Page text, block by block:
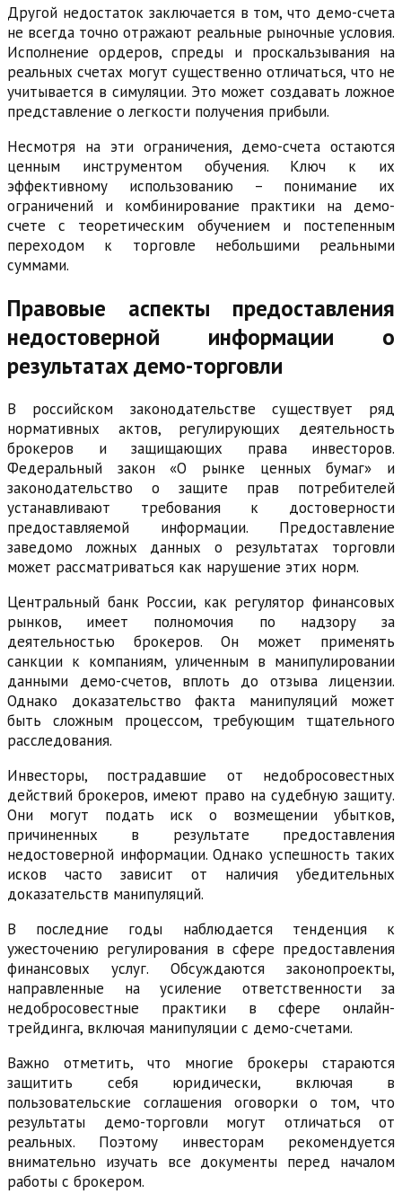
Другой недостаток заключается в том, что демо-счета
не всегда точно отражают реальные рыночные условия.
Исполнение ордеров, спреды и проскальзывания на
реальных счетах могут существенно отличаться, что не
учитывается в симуляции. Это может создавать ложное
представление о легкости получения прибыли.
Несмотря на эти ограничения, демо-счета остаются
ценным инструментом обучения. Ключ к их
эффективному использованию – понимание их
ограничений и комбинирование практики на демо-
счете с теоретическим обучением и постепенным
переходом к торговле небольшими реальными
суммами.
Правовые аспекты предоставления
недостоверной информации о
результатах демо-торговли
В российском законодательстве существует ряд
нормативных актов, регулирующих деятельность
брокеров и защищающих права инвесторов.
Федеральный закон «О рынке ценных бумаг» и
законодательство о защите прав потребителей
устанавливают требования к достоверности
предоставляемой информации. Предоставление
заведомо ложных данных о результатах торговли
может рассматриваться как нарушение этих норм.
Центральный банк России, как регулятор финансовых
рынков, имеет полномочия по надзору за
деятельностью брокеров. Он может применять
санкции к компаниям, уличенным в манипулировании
данными демо-счетов, вплоть до отзыва лицензии.
Однако доказательство факта манипуляций может
быть сложным процессом, требующим тщательного
расследования.
Инвесторы, пострадавшие от недобросовестных
действий брокеров, имеют право на судебную защиту.
Они могут подать иск о возмещении убытков,
причиненных в результате предоставления
недостоверной информации. Однако успешность таких
исков часто зависит от наличия убедительных
доказательств манипуляций.
В последние годы наблюдается тенденция к
ужесточению регулирования в сфере предоставления
финансовых услуг. Обсуждаются законопроекты,
направленные на усиление ответственности за
недобросовестные практики в сфере онлайн-
трейдинга, включая манипуляции с демо-счетами.
Важно отметить, что многие брокеры стараются
защитить себя юридически, включая в
пользовательские соглашения оговорки о том, что
результаты демо-торговли могут отличаться от
реальных. Поэтому инвесторам рекомендуется
внимательно изучать все документы перед началом
работы с брокером.